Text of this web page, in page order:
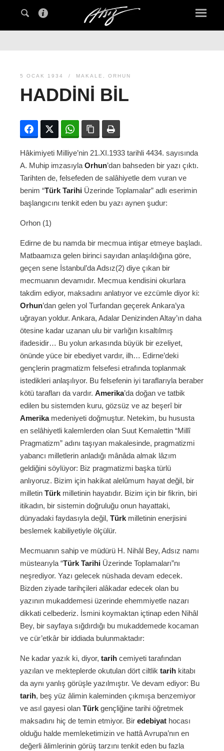
5 OCAK 1934 MAKALE , ORHUN
HADDINI BIL
FacebookTwitter WhatsAppBağlanıyı kopyala
Hâkimiyeti Milliye’nin 21.XI.1933 tarihli 4434. sayısında
A. Muhip imzasıyla Orhun’dan bahseden bir yazı çıktı.
Tarihten de, felsefeden de salâhiyetle dem vuran ve
benim “Türk Tarihi Üzerinde Toplamalar” adlı eserimin
başlangıcını tenkit eden bu yazı aynen şudur:
Orhon (1)
Edirne de bu namda bir mecmua intişar etmeye başladı.
Matbaamıza gelen birinci sayıdan anlaşıldığına göre,
geçen sene İstanbul’da Adsız(2) diye çıkan bir
mecmuanın devamıdır. Mecmua kendisini okurlara
takdim ediyor, maksadını anlatıyor ve ezcümle diyor ki:
Orhun’dan gelen yol Turfandan geçerek Ankara’ya
uğrayan yoldur. Ankara, Adalar Denizinden Altay’ın daha
ötesine kadar uzanan ulu bir varlığın kısaltılmış
ifadesidir… Bu yolun arkasında büyük bir ezeliyet,
önünde yüce bir ebediyet vardır, ilh… Edirne’deki
gençlerin pragmatizm felsefesi etrafında toplanmak
istedikleri anlaşılıyor. Bu felsefenin iyi taraflarıyla beraber
kötü tarafları da vardır. Amerika’da doğan ve tatbik
edilen bu sistemden kuru, gözsüz ve az beşerî bir
Amerikamedeniyeti doğmuştur. Netekim, bu hususta
en selâhiyetli kalemlerden olan Suut Kemalettin “Millî
Pragmatizm” adını taşıyan makalesinde, pragmatizmi
yabancı milletlerin anladığı mânâda almak lâzım
geldiğini söylüyor: Biz pragmatizmi başka türlü
anlıyoruz. Bizim için hakikat alelûmum hayat değil, bir
milletin Türk milletinin hayatıdır. Bizim için bir fikrin, biri
itikadın, bir sistemin doğruluğu onun hayattaki,
dünyadaki faydasıyla değil, Türk milletinin enerjisini
beslemek kabiliyetiyle ölçülür.
Mecmuanın sahip ve müdürü H. Nihâl Bey, Adsız namı
müstearıyla “Türk Tarihi Üzerinde Toplamaları”nı
neşrediyor. Yazı gelecek nüshada devam edecek.
Bizden ziyade tarihçileri alâkadar edecek olan bu
yazının mukaddemesi üzerinde ehemmiyetle nazarı
dikkati celbederiz. İsmini koymaktan içtinap eden Nihâl
Bey, bir sayfaya sığdırdığı bu mukaddemede kocaman
ve cür’etkâr bir iddiada bulunmaktadır:
Ne kadar yazık ki, diyor, tarih cemiyeti tarafından
yazılan ve mekteplerde okutulan dört ciltlik tarih kitabı
da aynı yanlış görüşle yazılmıştır. Ve devam ediyor: Bu
tarih, beş yüz âlimin kaleminden çıkmışa benzemiyor
ve asıl gayesi olan Türk gençliğine tarihi öğretmek
maksadını hiç de temin etmiyor. Bir edebiyat hocası
olduğu halde memleketimizin ve hattâ Avrupa’nın en
değerli âlimlerinin görüş tarzını tenkit eden bu fazla